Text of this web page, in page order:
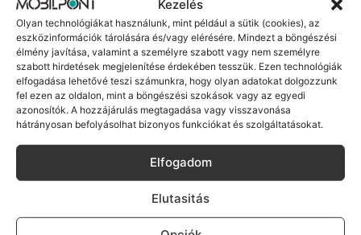
Kezelés
Olyan technológiákat használunk, mint például a sütik (cookies), az
eszközinformációk tárolására és/vagy elérésére. Mindezt a böngészési
élmény javítása, valamint a személyre szabott vagy nem személyre
szabott hirdetések megjelenítése érdekében tesszük. Ezen technológiák
elfogadása lehetővé teszi számunkra, hogy olyan adatokat dolgozzunk
fel ezen az oldalon, mint a böngészési szokások vagy az egyedi
azonosítók. A hozzájárulás megtagadása vagy visszavonása
hátrányosan befolyásolhat bizonyos funkciókat és szolgáltatásokat.
Elfogadom
Elutasitás
minket Szegeden.
Korrekt Ügyintézés
Ha ritkán előfordul egy hiba, nem kifogásokat keresünk,
hanem megoldást. Szakértő kollégáink azonnal kézbe
veszik az ügyedet.